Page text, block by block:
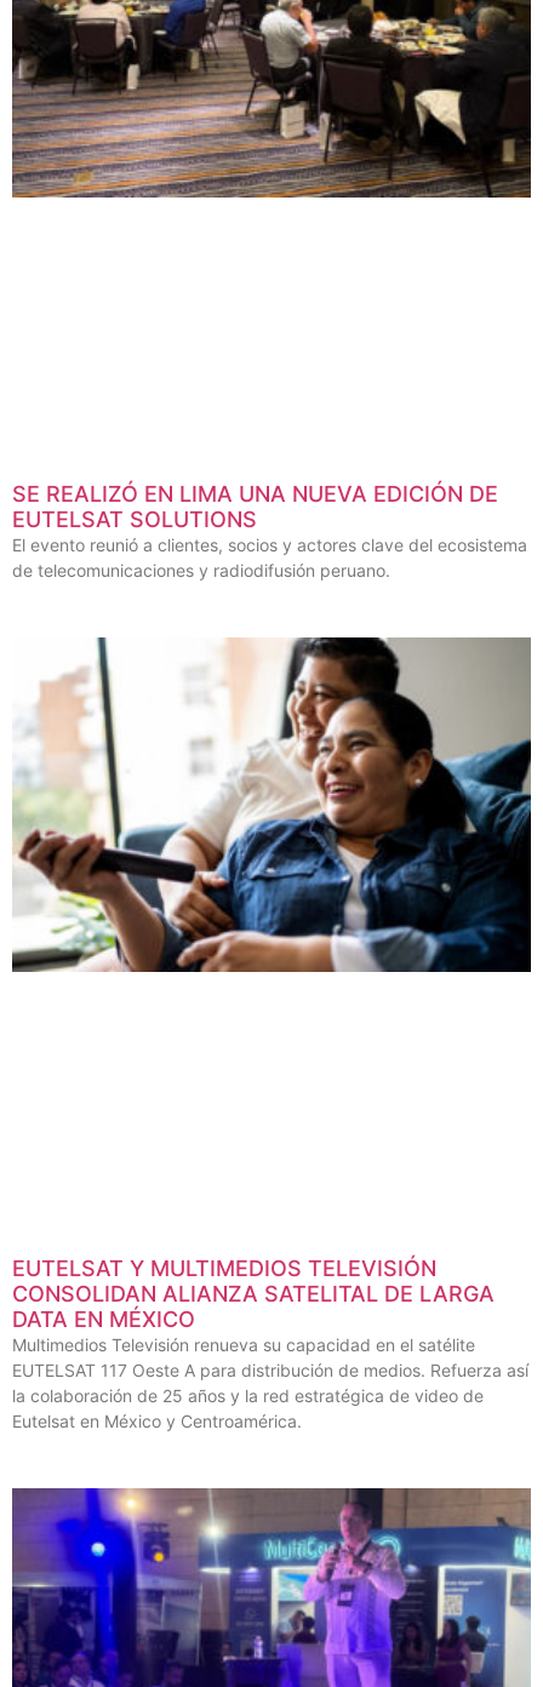
SE REALIZÓ EN LIMA UNA NUEVA EDICIÓN DE
EUTELSAT SOLUTIONS
El evento reunió a clientes, socios y actores clave del ecosistema
de telecomunicaciones y radiodifusión peruano.
EUTELSAT Y MULTIMEDIOS TELEVISIÓN
CONSOLIDAN ALIANZA SATELITAL DE LARGA
DATA EN MÉXICO
Multimedios Televisión renueva su capacidad en el satélite
EUTELSAT 117 Oeste A para distribución de medios. Refuerza así
la colaboración de 25 años y la red estratégica de video de
Eutelsat en México y Centroamérica.